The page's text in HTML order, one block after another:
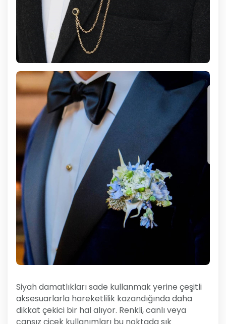
Siyah damatlıkları sade kullanmak yerine çeşitli
aksesuarlarla hareketlilik kazandığında daha
dikkat çekici bir hal alıyor. Renkli, canlı veya
cansız çiçek kullanımları bu noktada sık